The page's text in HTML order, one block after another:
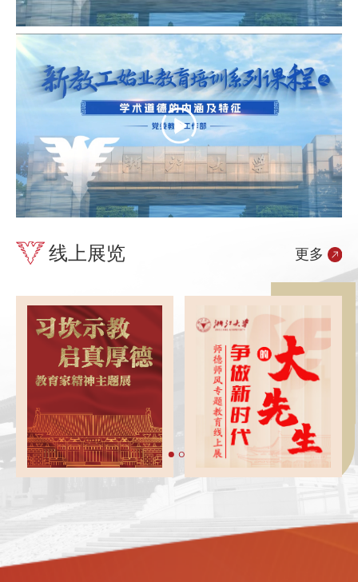
Play
Video
线上展览 更多